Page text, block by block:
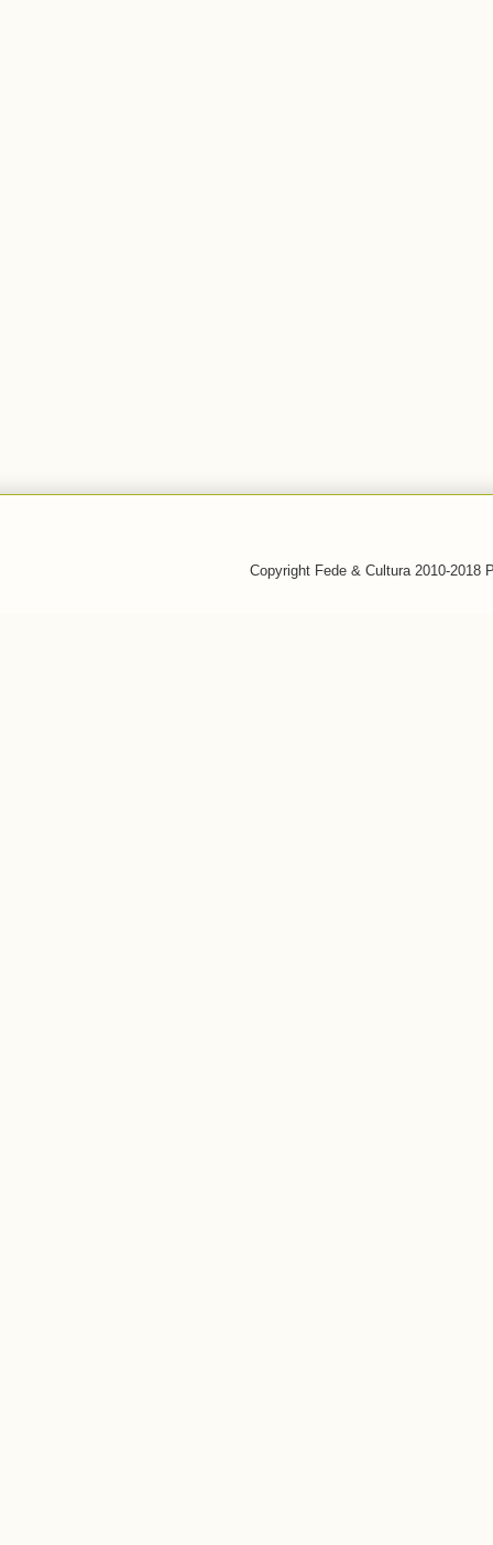
Copyright Fede & Cultura 2010-2018